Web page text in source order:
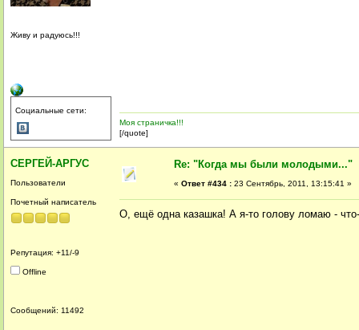
Живу и радуюсь!!!
Социальные сети:
Моя страничка!!!
[/quote]
СЕРГЕЙ-AРГУC
Пользователи
Почетный написатель
Репутация: +11/-9
Offline
Сообщений: 11492
Re: "Когда мы были молодыми..."
« Ответ #434 : 23 Сентябрь, 2011, 13:15:41 »
О, ещё одна казашка! А я-то голову ломаю -